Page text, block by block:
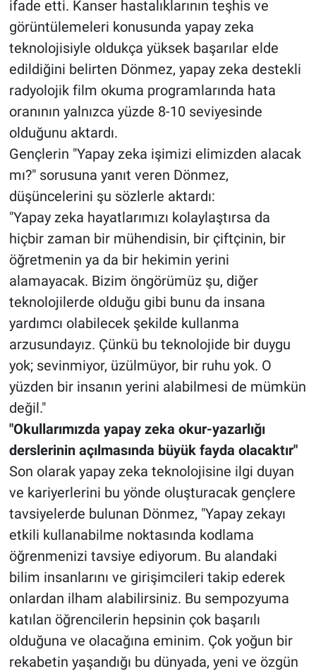
ifade etti. Kanser hastalıklarının teşhis ve
görüntülemeleri konusunda yapay zeka
teknolojisiyle oldukça yüksek başarılar elde
edildiğini belirten Dönmez, yapay zeka destekli
radyolojik film okuma programlarında hata
oranının yalnızca yüzde 8-10 seviyesinde
olduğunu aktardı.
Gençlerin "Yapay zeka işimizi elimizden alacak
mı?" sorusuna yanıt veren Dönmez,
düşüncelerini şu sözlerle aktardı:
"Yapay zeka hayatlarımızı kolaylaştırsa da
hiçbir zaman bir mühendisin, bir çiftçinin, bir
öğretmenin ya da bir hekimin yerini
alamayacak. Bizim öngörümüz şu, diğer
teknolojilerde olduğu gibi bunu da insana
yardımcı olabilecek şekilde kullanma
arzusundayız. Çünkü bu teknolojide bir duygu
yok; sevinmiyor, üzülmüyor, bir ruhu yok. O
yüzden bir insanın yerini alabilmesi de mümkün
değil."
"Okullarımızda yapay zeka okur-yazarlığı
derslerinin açılmasında büyük fayda olacaktır"
Son olarak yapay zeka teknolojisine ilgi duyan
ve kariyerlerini bu yönde oluşturacak gençlere
tavsiyelerde bulunan Dönmez, "Yapay zekayı
etkili kullanabilme noktasında kodlama
öğrenmenizi tavsiye ediyorum. Bu alandaki
bilim insanlarını ve girişimcileri takip ederek
onlardan ilham alabilirsiniz. Bu sempozyuma
katılan öğrencilerin hepsinin çok başarılı
olduğuna ve olacağına eminim. Çok yoğun bir
rekabetin yaşandığı bu dünyada, yeni ve özgün